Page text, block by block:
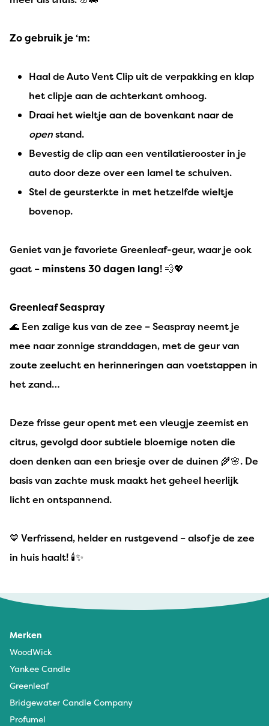
Zo gebruik je ‘m:
Haal de Auto Vent Clip uit de verpakking en klap
het clipje aan de achterkant omhoog.
Draai het wieltje aan de bovenkant naar de
openstand.
Bevestig de clip aan een ventilatierooster in je
auto door deze over een lamel te schuiven.
Stel de geursterkte in met hetzelfde wieltje
bovenop.
Geniet van je favoriete Greenleaf-geur, waar je ook
gaat – minstens 30 dagen lang! 💨💖
Greenleaf Seaspray
🌊 Een zalige kus van de zee – Seaspray neemt je
mee naar zonnige stranddagen, met de geur van
zoute zeelucht en herinneringen aan voetstappen in
het zand…
Deze frisse geur opent met een vleugje zeemist en
citrus, gevolgd door subtiele bloemige noten die
doen denken aan een briesje over de duinen 🌾🌸. De
basis van zachte musk maakt het geheel heerlijk
licht en ontspannend.
💙 Verfrissend, helder en rustgevend – alsof je de zee
in huis haalt! 🕯️✨
Merken
WoodWick
Yankee Candle
Greenleaf
Bridgewater Candle Company
Profumel